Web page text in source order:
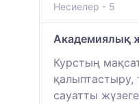
Несиелер - 5
Академиялық
Курстың
қалыптастыру,
сауатты